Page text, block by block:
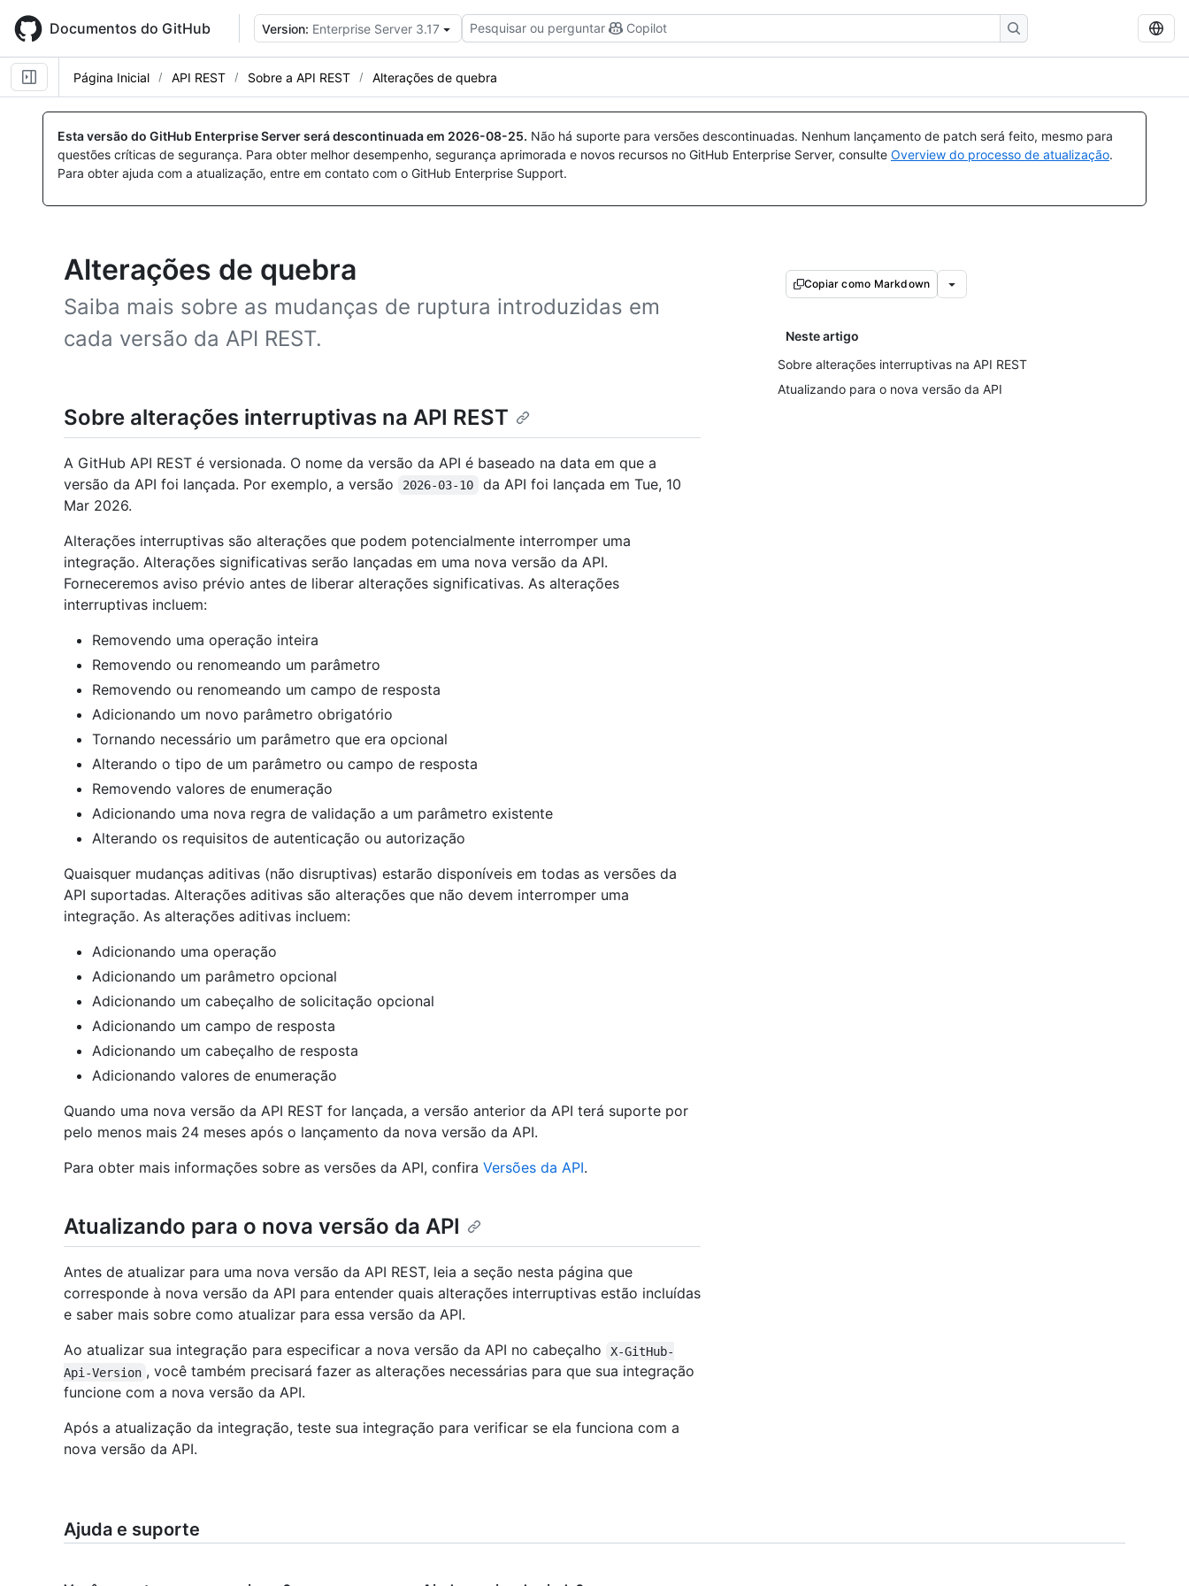
main
content
Documentos do GitHub Version: Enterprise Server 3.17 Pesquisar ou perguntar Copilot
Página Inicial API REST Sobre a API REST Alterações de quebra
Esta versão do GitHub Enterprise Server será descontinuada em 2026-08-25. Não há suporte para versões descontinuadas. Nenhum lançamento de patch será feito, mesmo para
questões críticas de segurança. Para obter melhor desempenho, segurança aprimorada e novos recursos no GitHub Enterprise Server, consulte Overview do processo de atualização.
Para obter ajuda com a atualização, entre em contato com o GitHub Enterprise Support.
Alterações de quebra
Saiba mais sobre as mudanças de ruptura introduzidas em
cada versão da API REST.
Copiar como Markdown
Neste artigo
Sobre alterações interruptivas na API REST
Atualizando para o nova versão da API
Sobre alterações interruptivas na API REST
A GitHub API REST é versionada. O nome da versão da API é baseado na data em que a
versão da API foi lançada. Por exemplo, a versão
2026-03-10
da API foi lançada em Tue, 10
Mar 2026.
Alterações interruptivas são alterações que podem potencialmente interromper uma
integração. Alterações significativas serão lançadas em uma nova versão da API.
Forneceremos aviso prévio antes de liberar alterações significativas. As alterações
interruptivas incluem:
Removendo uma operação inteira
Removendo ou renomeando um parâmetro
Removendo ou renomeando um campo de resposta
Adicionando um novo parâmetro obrigatório
Tornando necessário um parâmetro que era opcional
Alterando o tipo de um parâmetro ou campo de resposta
Removendo valores de enumeração
Adicionando uma nova regra de validação a um parâmetro existente
Alterando os requisitos de autenticação ou autorização
Quaisquer mudanças aditivas (não disruptivas) estarão disponíveis em todas as versões da
API suportadas. Alterações aditivas são alterações que não devem interromper uma
integração. As alterações aditivas incluem:
Adicionando uma operação
Adicionando um parâmetro opcional
Adicionando um cabeçalho de solicitação opcional
Adicionando um campo de resposta
Adicionando um cabeçalho de resposta
Adicionando valores de enumeração
Quando uma nova versão da API REST for lançada, a versão anterior da API terá suporte por
pelo menos mais 24 meses após o lançamento da nova versão da API.
Para obter mais informações sobre as versões da API, confira Versões da API.
Atualizando para o nova versão da API
Antes de atualizar para uma nova versão da API REST, leia a seção nesta página que
corresponde à nova versão da API para entender quais alterações interruptivas estão incluídas
e saber mais sobre como atualizar para essa versão da API.
Ao atualizar sua integração para especificar a nova versão da API no cabeçalho
X-GitHub-
Api-Version , você também precisará fazer as alterações necessárias para que sua integração
funcione com a nova versão da API.
Após a atualização da integração, teste sua integração para verificar se ela funciona com a
nova versão da API.
Ajuda e suporte